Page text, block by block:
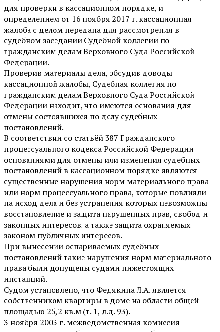
для проверки в кассационном порядке, и
определением от 16 ноября 2017 г. кассационная
жалоба с делом передана для рассмотрения в
судебном заседании Судебной коллегии по
гражданским делам Верховного Суда Российской
Федерации.
Проверив материалы дела, обсудив доводы
кассационной жалобы, Судебная коллегия по
гражданским делам Верховного Суда Российской
Федерации находит, что имеются основания для
отмены состоявшихся по делу судебных
постановлений.
В соответствии со статьёй 387 Гражданского
процессуального кодекса Российской Федерации
основаниями для отмены или изменения судебных
постановлений в кассационном порядке являются
существенные нарушения норм материального права
или норм процессуального права, которые повлияли
на исход дела и без устранения которых невозможны
восстановление и защита нарушенных прав, свобод и
законных интересов, а также защита охраняемых
законом публичных интересов.
При вынесении оспариваемых судебных
постановлений такие нарушения норм материального
права были допущены судами нижестоящих
инстанций.
Судом установлено, что Федякина Л.А. является
собственником квартиры в доме на области общей
площадью 25,2 кв.м (т. 1, л.д. 93).
3 ноября 2003 г. межведомственная комиссия